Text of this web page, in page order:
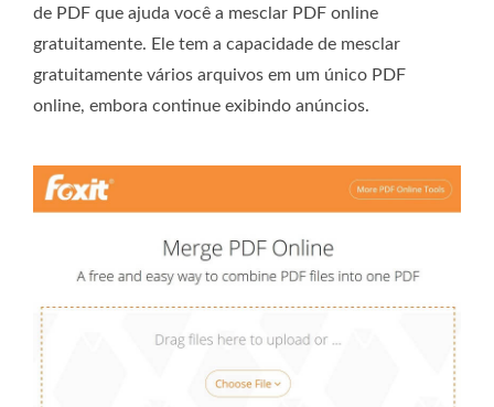
de PDF que ajuda você a mesclar PDF online
gratuitamente. Ele tem a capacidade de mesclar
gratuitamente vários arquivos em um único PDF
online, embora continue exibindo anúncios.